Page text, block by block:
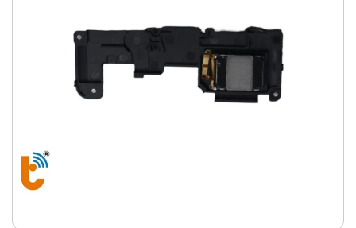
Màn hình Vivo
Màn hình Vsmart Màn hình Google Pixel
Thay pin